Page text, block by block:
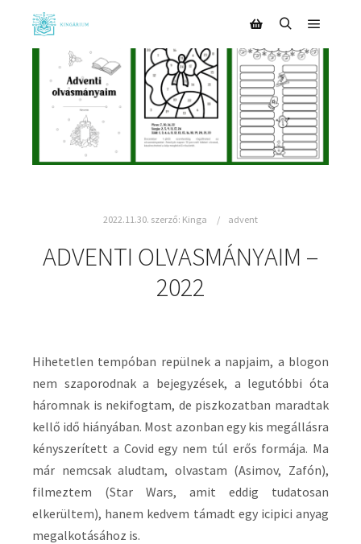
2022.11.30. szerző: Kinga advent
ADVENTI OLVASMÁNYAIM –
2022
Hihetetlen tempóban repülnek a napjaim, a blogon
nem szaporodnak a bejegyzések, a legutóbbi óta
háromnak is nekifogtam, de piszkozatban maradtak
kellő idő hiányában. Most azonban egy kis megállásra
kényszerített a Covid egy nem túl erős formája. Ma
már nemcsak aludtam, olvastam (Asimov, Zafón),
filmeztem (Star Wars, amit eddig tudatosan
elkerültem), hanem kedvem támadt egy icipici anyag
megalkotásához is.